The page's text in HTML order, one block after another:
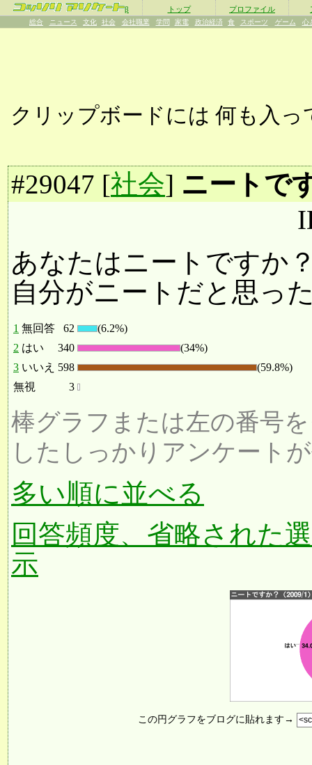
β トップ プロファイル
総合 ニュース 文化 社会 会社職業 学問 家電 政治経済 食 スポーツ ゲーム 心
クリップボードには 何も入っ
#29047 [社会] ニートで
あなたはニートですか
自分がニートだと思っ
1 無回答 62
(6.2%)
2 はい 340
(34%)
3 いいえ 598
(59.8%)
無視
3
棒グラフまたは左の番号
したしっかりアンケート
多い順に並べる
回答頻度、省略された
示
この円グラフをブログに貼れます→